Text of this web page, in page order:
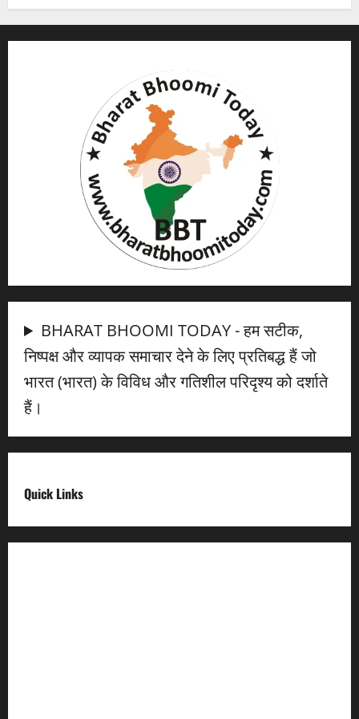
BHARAT BHOOMI TODAY - हम सटीक,
निष्पक्ष और व्यापक समाचार देने के लिए प्रतिबद्ध हैं जो
भारत (भारत) के विविध और गतिशील परिदृश्य को दर्शाते
हैं।
Quick Links